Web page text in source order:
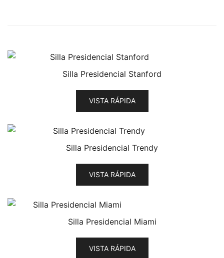
Silla Presidencial Stanford
VISTA RÁPIDA
Silla Presidencial Trendy
VISTA RÁPIDA
Silla Presidencial Miami
VISTA RÁPIDA